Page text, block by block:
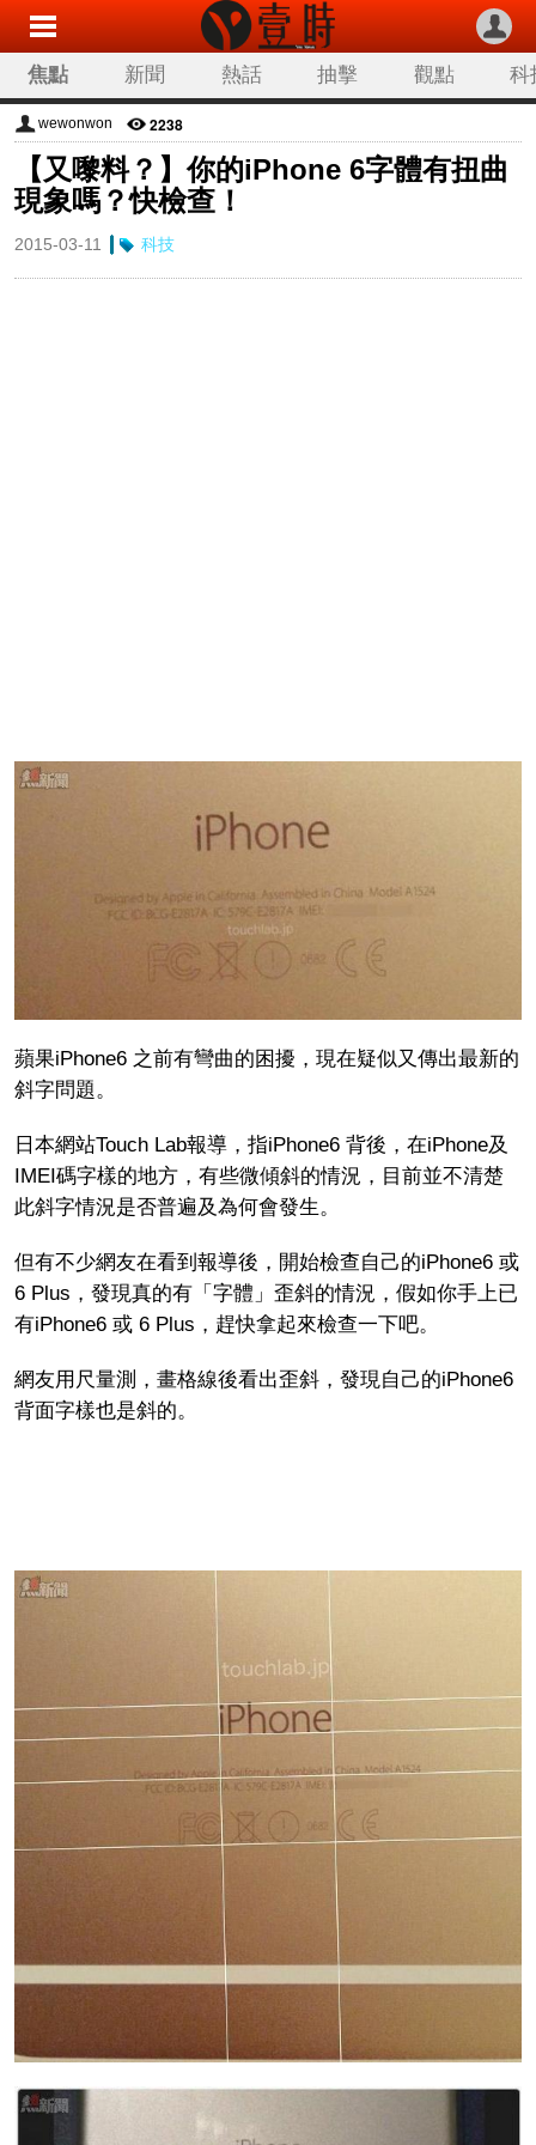
焦點 新聞 熱話 抽擊 觀點 科
wewonwon 2238
【又嚟料？】你的iPhone 6字體有扭曲
現象嗎？快檢查！
2015-03-11 科技
蘋果iPhone6 ​​之前有彎曲的困擾，現在疑似又傳出最新的
斜字問題。
日本網站Touch Lab報導，指iPhone6 ​​背後，在iPhone及
IMEI碼字樣的地方，有些微傾斜的情況，目前並不清楚
此斜字情況是否普遍及為何會發生。
但有不少網友在看到報導後，開始檢查自己的iPhone6 ​​或
6 Plus，發現真的有「字體」歪斜的情況，假如你手上已
有iPhone6 ​​或 6 Plus，趕快拿起來檢查一下吧。
網友用尺量測，畫格線後看出歪斜，發現自己的iPhone6​​
背面字樣也是斜的。